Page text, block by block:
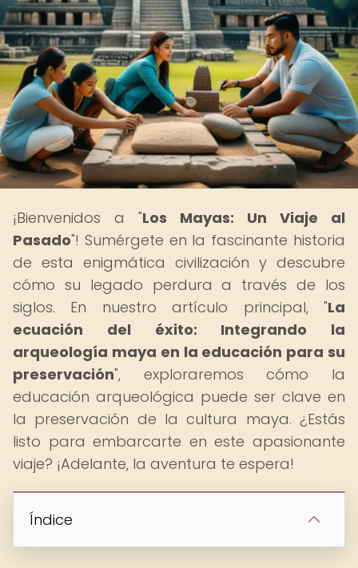
¡Bienvenidos a "Los Mayas: Un Viaje al
Pasado"! Sumérgete en la fascinante historia
de esta enigmática civilización y descubre
cómo su legado perdura a través de los
siglos. En nuestro artículo principal, "La
ecuación del éxito: Integrando la
arqueología maya en la educación para su
preservación", exploraremos cómo la
educación arqueológica puede ser clave en
la preservación de la cultura maya. ¿Estás
listo para embarcarte en este apasionante
viaje? ¡Adelante, la aventura te espera!
Índice